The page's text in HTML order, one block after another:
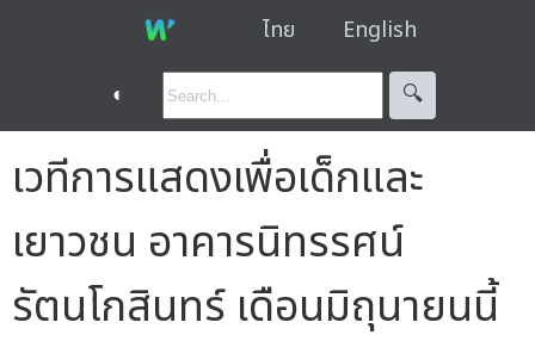
ไทย English
◐ 🔍︎
เวทีการแสดงเพื่อเด็กและ
เยาวชน อาคารนิทรรศน์
รัตนโกสินทร์ เดือนมิถุนายนนี้